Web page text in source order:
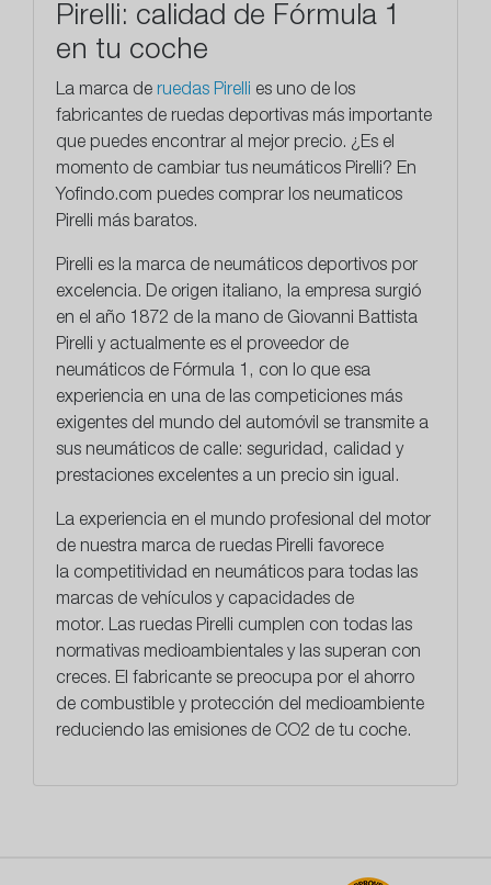
Pirelli: calidad de Fórmula 1
en tu coche
La marca de ruedas Pirelli es uno de los
fabricantes de ruedas deportivas más importante
que puedes encontrar al mejor precio. ¿Es el
momento de cambiar tus neumáticos Pirelli? En
Yofindo.com puedes comprar los neumaticos
Pirelli más baratos.
Pirelli es la marca de neumáticos deportivos por
excelencia. De origen italiano, la empresa surgió
en el año 1872 de la mano de Giovanni Battista
Pirelli y actualmente es el proveedor de
neumáticos de Fórmula 1, con lo que esa
experiencia en una de las competiciones más
exigentes del mundo del automóvil se transmite a
sus neumáticos de calle: seguridad, calidad y
prestaciones excelentes a un precio sin igual.
La experiencia en el mundo profesional del motor
de nuestra marca de ruedas Pirelli favorece
la competitividad en neumáticos para todas las
marcas de vehículos y capacidades de
motor. Las ruedas Pirelli cumplen con todas las
normativas medioambientales y las superan con
creces. El fabricante se preocupa por el ahorro
de combustible y protección del medioambiente
reduciendo las emisiones de CO2 de tu coche.